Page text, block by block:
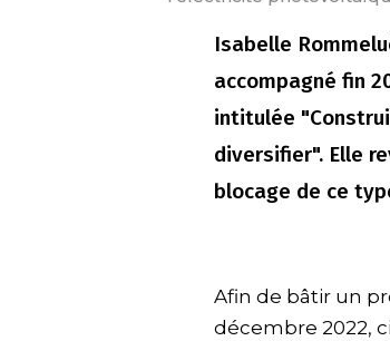
Isabelle
accompagné fin
intitulée
diversifier". Elle
blocage de ce
Afin de bâtir un
décembre 2022,